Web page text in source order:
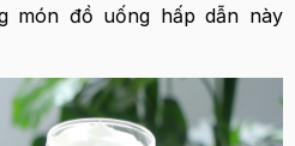
món đồ uống hấp dẫn này